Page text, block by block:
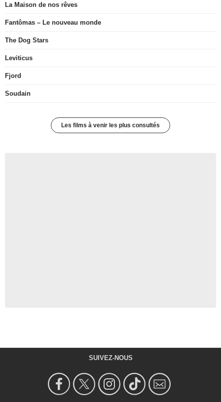
La Maison de nos rêves
Fantômas – Le nouveau monde
The Dog Stars
Leviticus
Fjord
Soudain
Les films à venir les plus consultés
SUIVEZ-NOUS